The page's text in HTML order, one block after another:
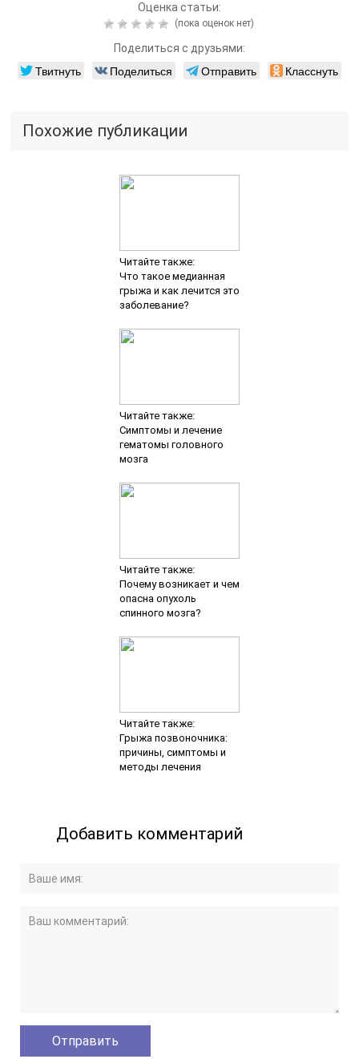
Оценка статьи:
(пока оценок нет)
Поделиться с друзьями:
Твитнуть Поделиться Отправить Класснуть
Похожие публикации
Читайте также:
Что такое медианная
грыжа и как лечится это
заболевание?
Читайте также:
Симптомы и лечение
гематомы головного
мозга
Читайте также:
Почему возникает и чем
опасна опухоль
спинного мозга?
Читайте также:
Грыжа позвоночника:
причины, симптомы и
методы лечения
Добавить комментарий